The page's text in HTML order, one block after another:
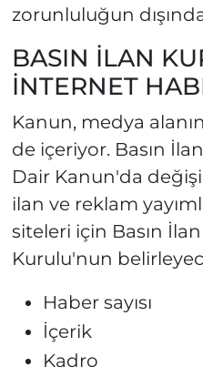
zorunluluğun
BASIN İLAN
İNTERNET
Kanun, medya
de içeriyor. Basın
Dair Kanun'da
ilan ve reklam
siteleri için Basın
Kurulu'nun
Haber sayısı
İçerik
Kadro